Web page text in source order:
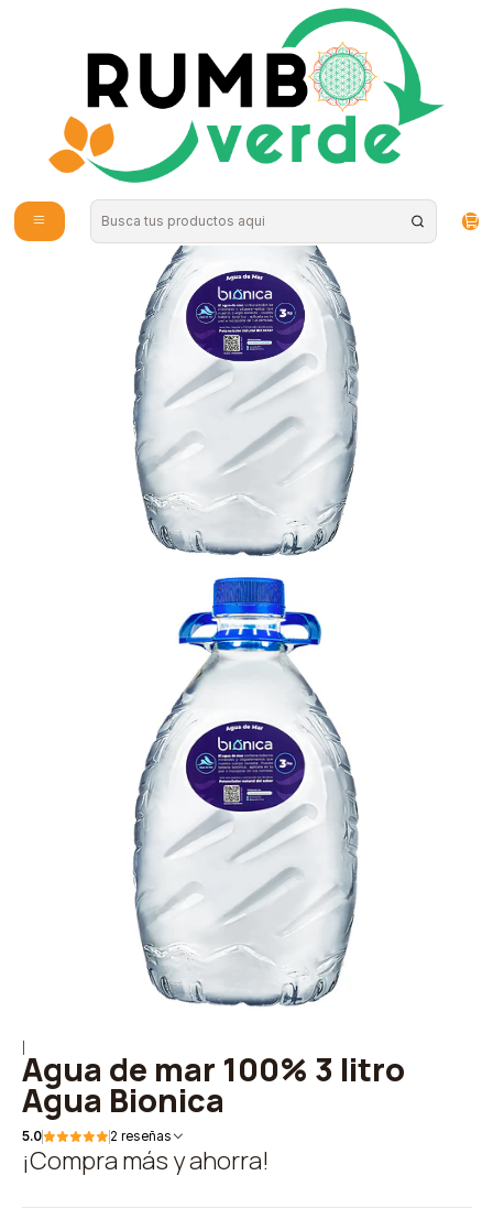
Envío gratis por compras sobre los 59.990 en la provincia de Santiago
Nutrición Deportiva
Agua de mar 100% 3 litro
Agua Bionica
5.0 2 reseñas
¡Compra más y ahorra!